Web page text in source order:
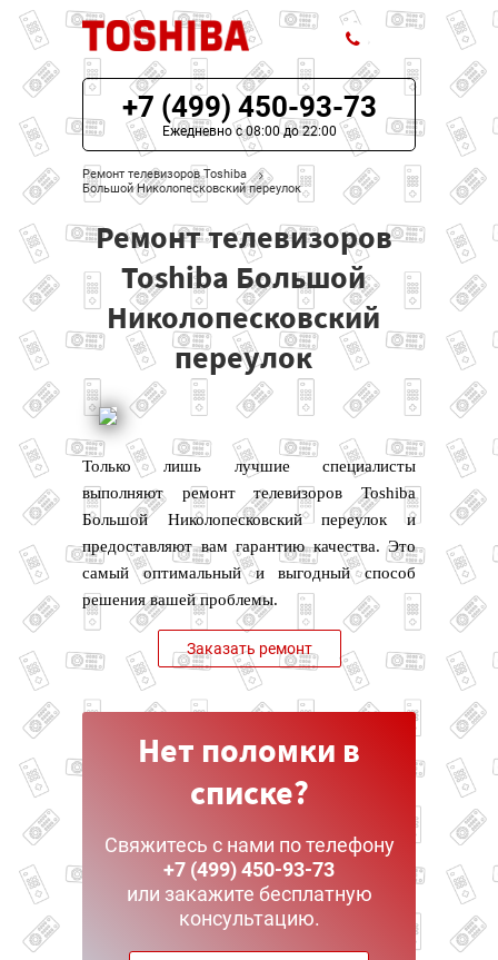
ЦЕНЫ НА РЕМОНТ
О СЕРВИСЕ
МОДЕЛИ TOSHIBA
НАШИ КОНТАКТЫ
+7 (499) 450-93-73
Ежедневно с 08:00 до 22:00
Ремонт телевизоров Toshiba
Большой Николопесковский переулок
Ремонт телевизоров
Toshiba Большой
Николопесковский
переулок
Только лишь лучшие специалисты
выполняют ремонт телевизоров Toshiba
Большой Николопесковский переулок и
предоставляют вам гарантию качества. Это
самый оптимальный и выгодный способ
решения вашей проблемы.
Заказать ремонт
Нет поломки в
списке?
Свяжитесь с нами по телефону
+7 (499) 450-93-73
или закажите бесплатную
консультацию.